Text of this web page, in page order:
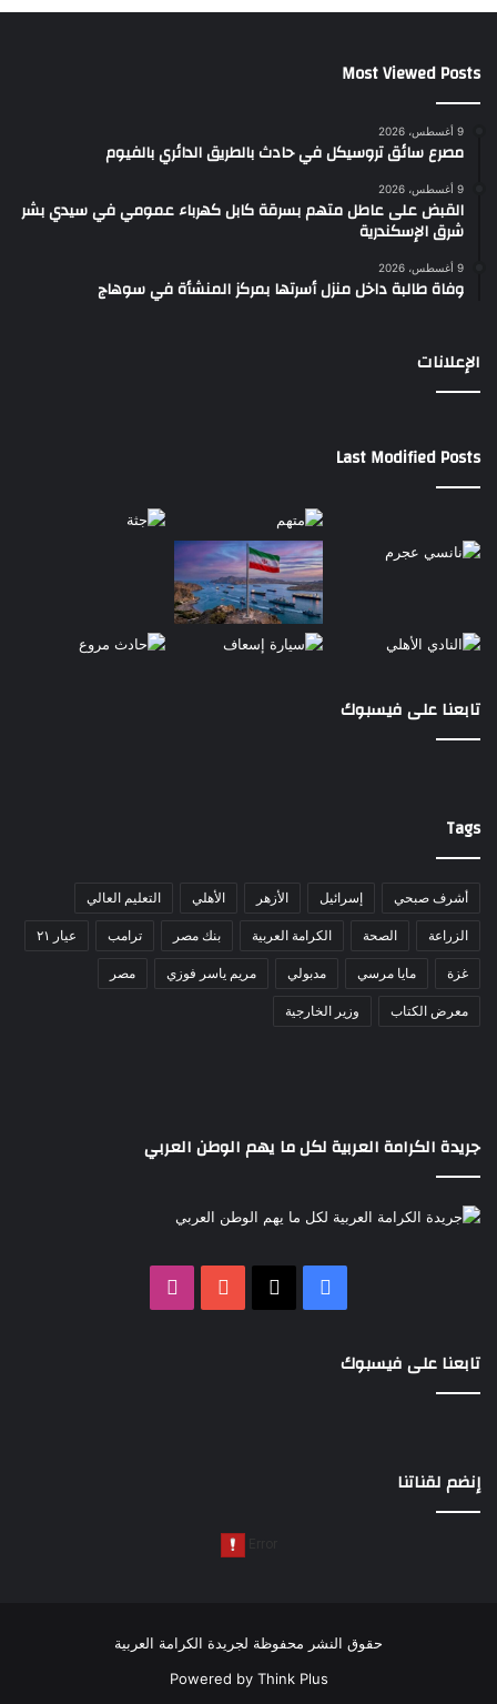
Most Viewed Posts
9 أغسطس، 2026
مصرع سائق تروسيكل في حادث بالطريق الدائري بالفيوم
9 أغسطس، 2026
القبض على عاطل متهم بسرقة كابل كهرباء عمومي في سيدي بشر
شرق الإسكندرية
9 أغسطس، 2026
وفاة طالبة داخل منزل أسرتها بمركز المنشأة في سوهاج
الإعلانات
Last Modified Posts
تابعنا على فيسبوك
Tags
أشرف صبحي إسرائيل الأزهر الأهلي التعليم العالي
الزراعة الصحة الكرامة العربية بنك مصر ترامب عيار ٢١
غزة مايا مرسي مدبولي مريم ياسر فوزي مصر
معرض الكتاب وزير الخارجية
جريدة الكرامة العربية لكل ما يهم الوطن العربي
فيسبوك ‫YouTube
تابعنا على فيسبوك
إنضم لقناتنا
حقوق النشر محفوظة لجريدة الكرامة العربية
Powered by Think Plus